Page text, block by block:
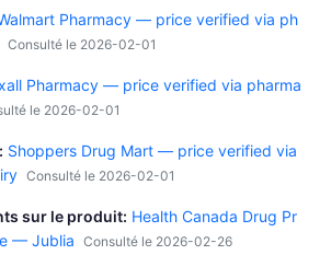
Pharmacy — price verified via ph
Consulté le 2026-02-01
Pharmacy — price verified via pharma
le 2026-02-01
Shoppers Drug Mart — price verified via
Consulté le 2026-02-01
sur le produit Health Canada Drug Pr
— Jublia Consulté le 2026-02-26